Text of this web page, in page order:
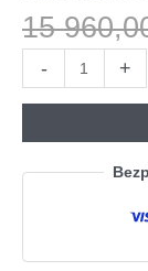
15
-
s
dveřmi
se
+